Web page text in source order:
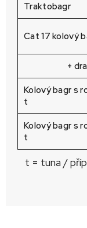
Traktobagr
Cat 17 kolový
+
Kolový bagr s
t
Kolový bagr s
t
t = tuna /